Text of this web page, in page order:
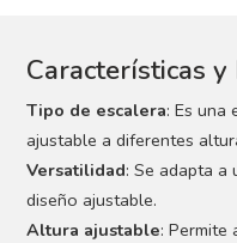
Características
Tipo de escalera: Es una
ajustable a diferentes
Versatilidad: Se adapta a
diseño ajustable.
Altura ajustable: Permite